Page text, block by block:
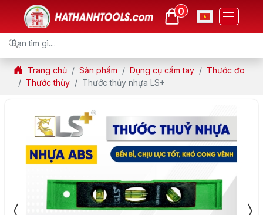
0
Trang chủ Sản phẩm Dụng cụ cầm tay
Thước đo
Thước thủy
Thước thủy nhựa LS+